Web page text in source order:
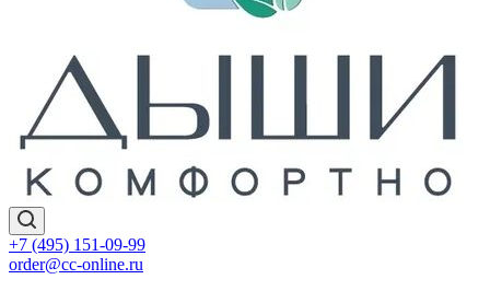
+7 (495) 151-09-99
order@cc-online.ru